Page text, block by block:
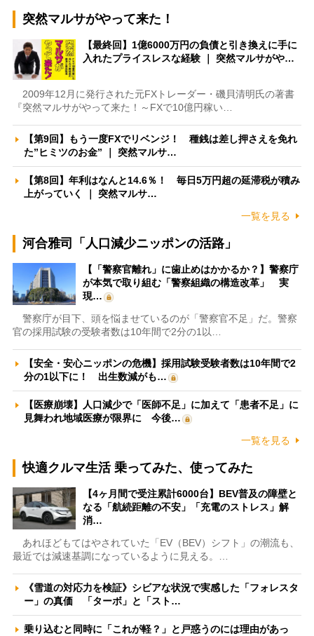
突然マルサがやって来た！
【最終回】1億6000万円の負債と引き換えに手に
入れたプライスレスな経験 ｜ 突然マルサがや…
2009年12月に発行された元FXトレーダー・磯貝清明氏の著書
『突然マルサがやって来た！～FXで10億円稼い…
【第9回】もう一度FXでリベンジ！ 種銭は差し押さえを免れ
た”ヒミツのお金” ｜ 突然マルサ…
【第8回】年利はなんと14.6％！ 毎日5万円超の延滞税が積み
上がっていく ｜ 突然マルサ…
一覧を見る
河合雅司「人口減少ニッポンの活路」
【「警察官離れ」に歯止めはかかるか？】警察庁
が本気で取り組む「警察組織の構造改革」 実
現…
警察庁が目下、頭を悩ませているのが「警察官不足」だ。警察
官の採用試験の受験者数は10年間で2分の1以…
【安全・安心ニッポンの危機】採用試験受験者数は10年間で2
分の1以下に！ 出生数減がも…
【医療崩壊】人口減少で「医師不足」に加えて「患者不足」に
見舞われ地域医療が限界に 今後…
一覧を見る
快適クルマ生活 乗ってみた、使ってみた
【4ヶ月間で受注累計6000台】BEV普及の障壁と
なる「航続距離の不安」「充電のストレス」解
消…
あれほどもてはやされていた「EV（BEV）シフト」の潮流も、
最近では減速基調になっているように見える。…
《雪道の対応力を検証》シビアな状況で実感した「フォレスタ
ー」の真価 「ターボ」と「スト…
乗り込むと同時に「これが軽？」と戸惑うのには理由があっ